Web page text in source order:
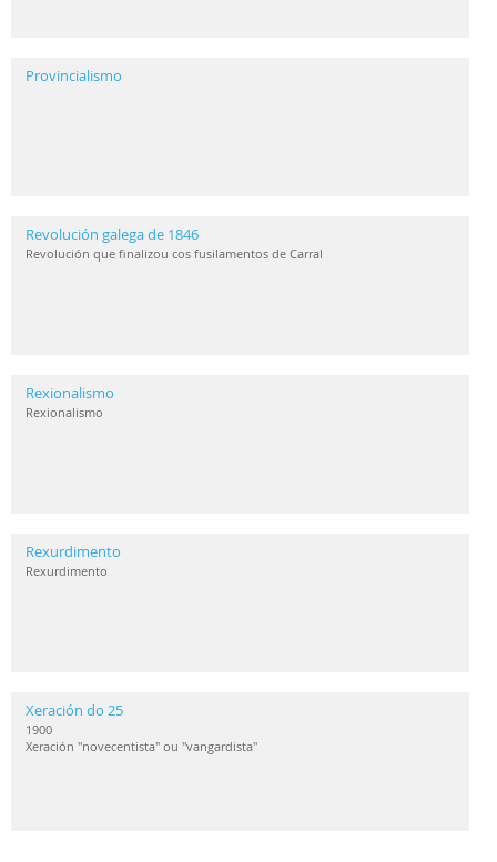
Provincialismo
Revolución galega de 1846
Revolución que finalizou cos fusilamentos de Carral
Rexionalismo
Rexionalismo
Rexurdimento
Rexurdimento
Xeración do 25
1900
Xeración "novecentista" ou "vangardista"